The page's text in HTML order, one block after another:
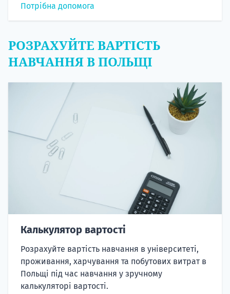
Потрібна допомога
РОЗРАХУЙТЕ ВАРТІСТЬ
НАВЧАННЯ В ПОЛЬЩІ
Калькулятор вартості
Розрахуйте вартість навчання в університеті,
проживання, харчування та побутових витрат в
Польщі під час навчання у зручному
калькуляторі вартості.